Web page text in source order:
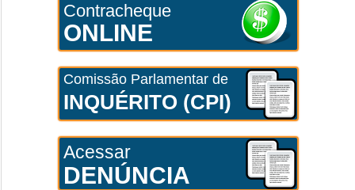
Contracheque
ONLINE
Comissão Parlamentar de
INQUÉRITO (CPI)
Acessar
DENÚNCIA